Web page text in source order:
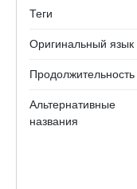
Теги
Оригинальный язык
Продолжительность
Альтернативные
названия